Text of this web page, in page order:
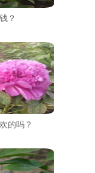
？
的吗？